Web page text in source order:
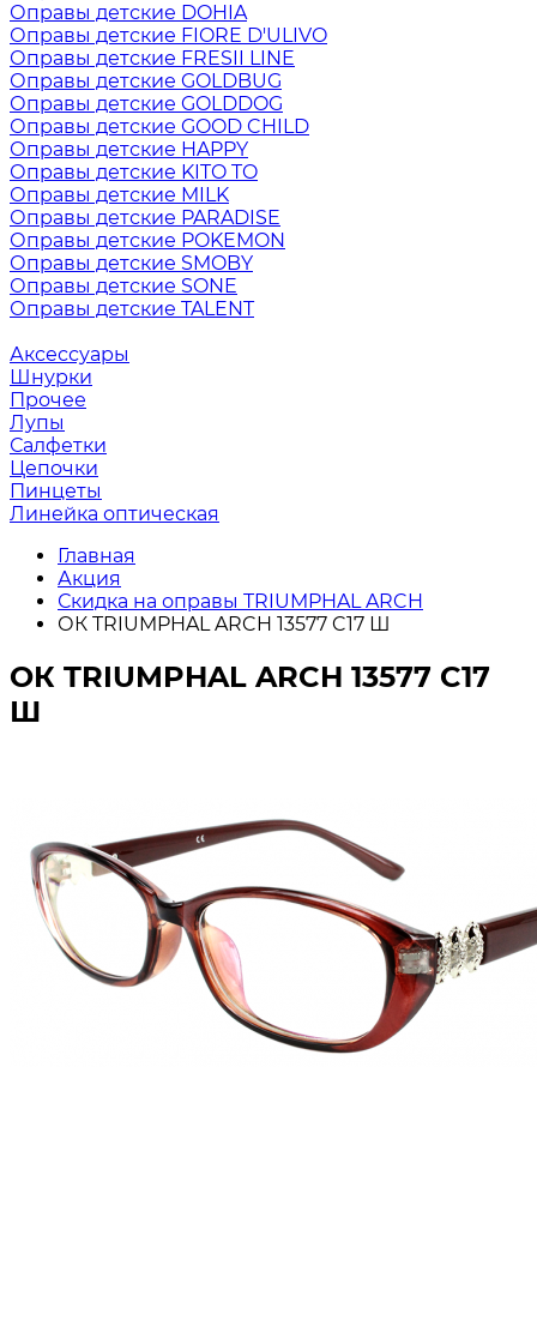
Оправы детские DOHIA
Оправы детские FIORE D'ULIVO
Оправы детские FRESII LINE
Оправы детские GOLDBUG
Оправы детские GOLDDOG
Оправы детские GOOD CHILD
Оправы детские HAPPY
Оправы детские KITO TO
Оправы детские MILK
Оправы детские PARADISE
Оправы детские POKEMON
Оправы детские SMOBY
Оправы детские SONE
Оправы детские TALENT
Аксессуары
Шнурки
Прочее
Лупы
Салфетки
Цепочки
Пинцеты
Линейка оптическая
Главная
Акция
Скидка на оправы TRIUMPHAL ARCH
ОК TRIUMPHAL ARCH 13577 C17 Ш
ОК TRIUMPHAL ARCH 13577 C17
Ш